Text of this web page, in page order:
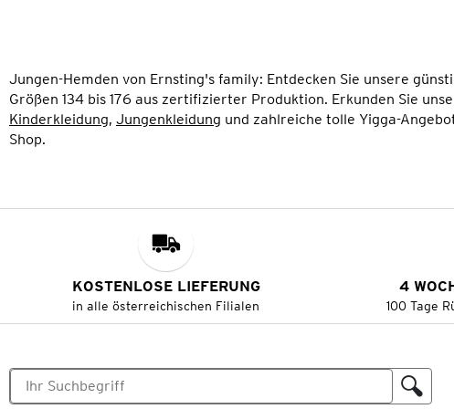
Jungen-Hemden von Ernsting's family: Entdecken Sie unsere
Größen 134 bis 176 aus zertifizierter Produktion. Erkunden Sie
Kinderkleidung, Jungenkleidung und zahlreiche tolle Yigga-
Shop.
KOSTENLOSE LIEFERUNG
in alle österreichischen Filialen
4
100 Tage